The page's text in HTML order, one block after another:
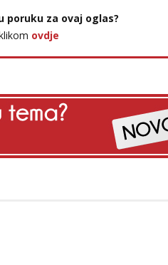
poruku za ovaj oglas?
ovdje